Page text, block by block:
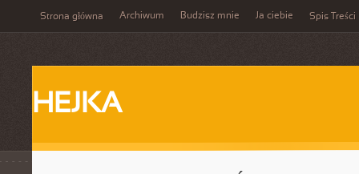
Strona główna Archiwum Budzisz mnie Ja ciebie Spis Treści
HEJKA